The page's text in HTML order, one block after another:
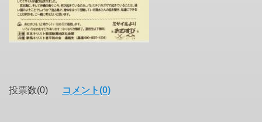
投票数(0) コメント(0)